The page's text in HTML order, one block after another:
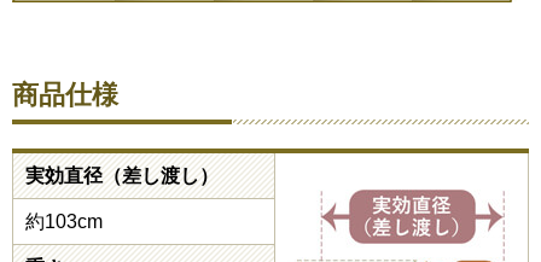
商品仕様
実効直径（差し渡し）
約103cm